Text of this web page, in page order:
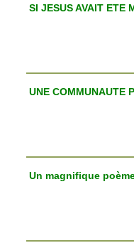
SI JESUS AVAIT ETE
UNE COMMUNAUTE
Un magnifique